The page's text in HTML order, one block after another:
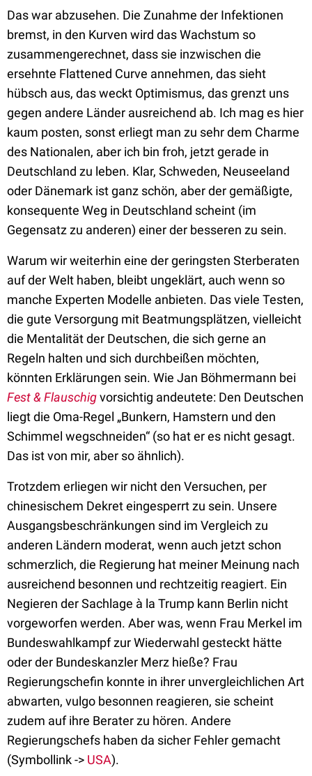
Das war abzusehen. Die Zunahme der Infektionen
bremst, in den Kurven wird das Wachstum so
zusammengerechnet, dass sie inzwischen die
ersehnte Flattened Curve annehmen, das sieht
hübsch aus, das weckt Optimismus, das grenzt uns
gegen andere Länder ausreichend ab. Ich mag es hier
kaum posten, sonst erliegt man zu sehr dem Charme
des Nationalen, aber ich bin froh, jetzt gerade in
Deutschland zu leben. Klar, Schweden, Neuseeland
oder Dänemark ist ganz schön, aber der gemäßigte,
konsequente Weg in Deutschland scheint (im
Gegensatz zu anderen) einer der besseren zu sein.
Warum wir weiterhin eine der geringsten Sterberaten
auf der Welt haben, bleibt ungeklärt, auch wenn so
manche Experten Modelle anbieten. Das viele Testen,
die gute Versorgung mit Beatmungsplätzen, vielleicht
die Mentalität der Deutschen, die sich gerne an
Regeln halten und sich durchbeißen möchten,
könnten Erklärungen sein. Wie Jan Böhmermann bei
Fest & Flauschigvorsichtig andeutete: Den Deutschen
liegt die Oma-Regel „Bunkern, Hamstern und den
Schimmel wegschneiden“ (so hat er es nicht gesagt.
Das ist von mir, aber so ähnlich).
Trotzdem erliegen wir nicht den Versuchen, per
chinesischem Dekret eingesperrt zu sein. Unsere
Ausgangsbeschränkungen sind im Vergleich zu
anderen Ländern moderat, wenn auch jetzt schon
schmerzlich, die Regierung hat meiner Meinung nach
ausreichend besonnen und rechtzeitig reagiert. Ein
Negieren der Sachlage à la Trump kann Berlin nicht
vorgeworfen werden. Aber was, wenn Frau Merkel im
Bundeswahlkampf zur Wiederwahl gesteckt hätte
oder der Bundeskanzler Merz hieße? Frau
Regierungschefin konnte in ihrer unvergleichlichen Art
abwarten, vulgo besonnen reagieren, sie scheint
zudem auf ihre Berater zu hören. Andere
Regierungschefs haben da sicher Fehler gemacht
(Symbollink -> USA).